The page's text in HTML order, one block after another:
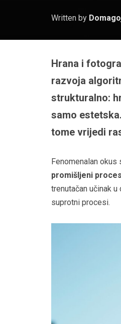
Written by
Hrana i
razvoja
strukturalno:
samo
tome vrijedi
Fenomenalan
promišljeni
trenutačan učinak
suprotni procesi.